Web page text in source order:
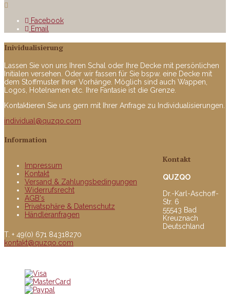
Facebook
Email
Inividualisierung
Lassen Sie von uns Ihren Schal oder Ihre Decke mit persönlichen
Initialen versehen. Oder wir fassen für Sie bspw. eine Decke mit
dem Stoffmuster Ihrer Vorhänge. Möglich sind auch Wappen,
Logos, Hotelnamen etc. Ihre Fantasie ist die Grenze.
Kontaktieren Sie uns gern mit Ihrer Anfrage zu Individualisierungen.
individual@quzqo.com
Information
Impressum
Kontakt
Versand & Zahlungsbedingungen
Widerrufsrecht
AGB's
Privatsphäre & Datenschutz
Händleranfragen
Kontakt
QUZQO
Dr.-Karl-Aschoff-
Str. 6
55543 Bad
Kreuznach
Deutschland
T. + 49(0) 671 84318270
kontakt@quzqo.com